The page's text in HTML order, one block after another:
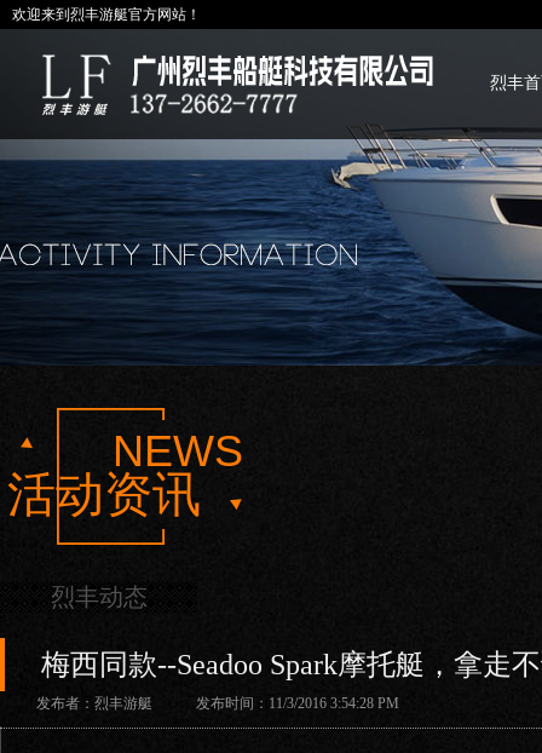
欢迎来到烈丰游艇官方网站！
烈丰
NEWS
活动资讯
烈丰动态
梅西同款--Seadoo Spark摩托艇，拿走
发布者：烈丰游艇 发布时间：11/3/2016 3:54:28 PM